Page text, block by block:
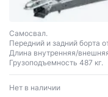
Самосвал.
Передний и задний борта
Длина внутренняя/
Грузоподъемность 487 кг.
Нет в наличии